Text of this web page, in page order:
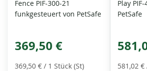
Fence PIF-300-21
funkgesteuert von PetSafe
369,50 €
369,50 € / 1 Stück (St)
Play
PetSafe
581,02 €